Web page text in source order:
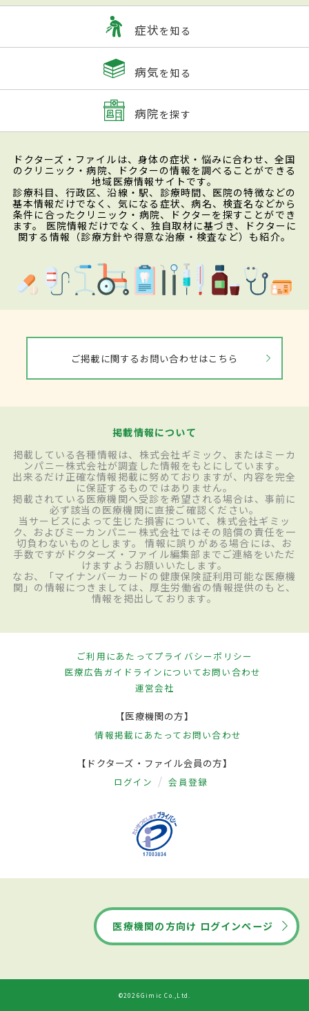
症状を知る
病気を知る
病院を探す
ドクターズ・ファイルは、身体の症状・悩みに合わせ、全国
のクリニック・病院、ドクターの情報を調べることができる
地域医療情報サイトです。
診療科目、行政区、沿線・駅、診療時間、医院の特徴などの
基本情報だけでなく、気になる症状、病名、検査名などから
条件に合ったクリニック・病院、ドクターを探すことができ
ます。 医院情報だけでなく、独自取材に基づき、ドクターに
関する情報（診療方針や得意な治療・検査など）も紹介。
ご掲載に関するお問い合わせはこちら
掲載情報について
掲載している各種情報は、株式会社ギミック、またはミーカ
ンパニー株式会社が調査した情報をもとにしています。
出来るだけ正確な情報掲載に努めておりますが、内容を完全
に保証するものではありません。
掲載されている医療機関へ受診を希望される場合は、事前に
必ず該当の医療機関に直接ご確認ください。
当サービスによって生じた損害について、株式会社ギミッ
ク、およびミーカンパニー株式会社ではその賠償の責任を一
切負わないものとします。 情報に誤りがある場合には、お
手数ですがドクターズ・ファイル編集部までご連絡をいただ
けますようお願いいたします。
なお、「マイナンバーカードの健康保険証利用可能な医療機
関」の情報につきましては、厚生労働省の情報提供のもと、
情報を掲出しております。
ご利用にあたってプライバシーポリシー
医療広告ガイドラインについてお問い合わせ
運営会社
【医療機関の方】
情報掲載にあたって お問い合わせ
【ドクターズ・ファイル会員の方】
ログイン 会員登録
医療機関の方向け ログインページ
©2026Gimic Co.,Ltd.